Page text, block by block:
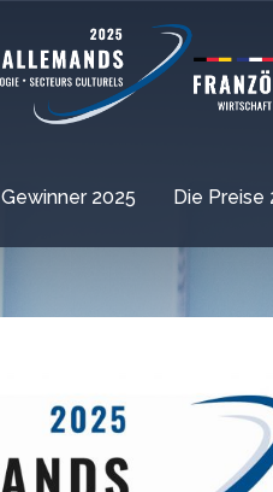
Gewinner 2025 Die Preise